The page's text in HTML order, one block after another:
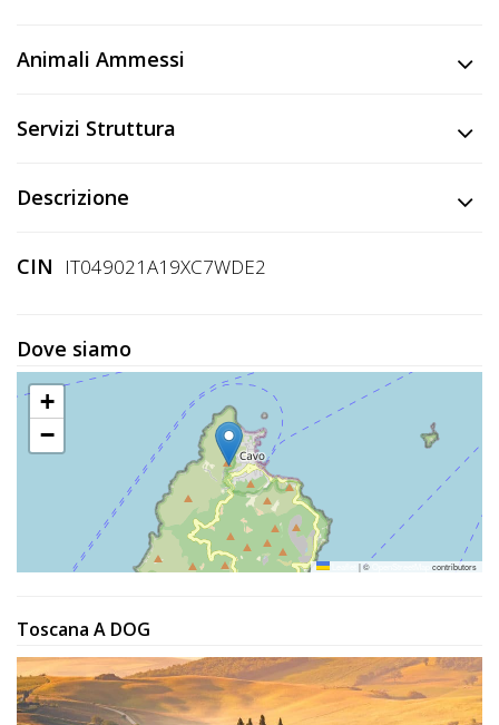
Animali Ammessi
Servizi Struttura
Descrizione
CIN IT049021A19XC7WDE2
Dove siamo
+
−
|© contributors
Toscana A DOG